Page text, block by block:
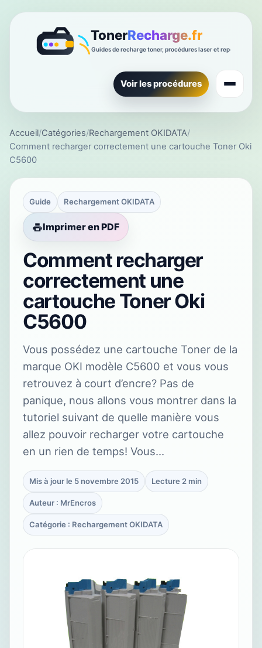
Voir les procédures
Accueil/Catégories/Rechargement OKIDATA/
Comment recharger correctement une cartouche Toner Oki
C5600
Guide Rechargement OKIDATA
Imprimer en PDF
Comment recharger
correctement une
cartouche Toner Oki
C5600
Vous possédez une cartouche Toner de la
marque OKI modèle C5600 et vous vous
retrouvez à court d’encre? Pas de
panique, nous allons vous montrer dans la
tutoriel suivant de quelle manière vous
allez pouvoir recharger votre cartouche
en un rien de temps! Vous…
Mis à jour le 5 novembre 2015 Lecture 2 min
Auteur : MrEncros
Catégorie : Rechargement OKIDATA